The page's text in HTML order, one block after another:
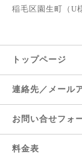
稲毛区園生町（U
トップページ
連絡先／メール
お問い合せフォ
料金表